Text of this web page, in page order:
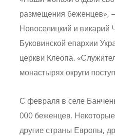
размещения беженцев»,
Новоселицкий и викарий
Буковинской епархии
церкви Клеопа.
монастырях округи
С февраля в селе
000 беженцев.
другие страны Европы,